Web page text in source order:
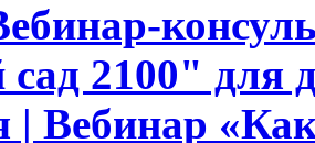
2100" для
| Вебинар